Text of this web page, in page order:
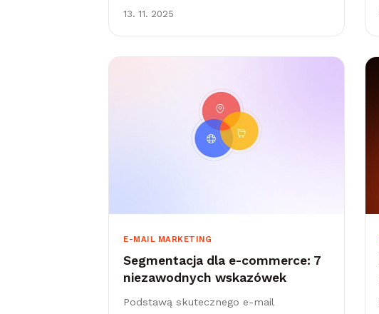
13. 11. 2025
E-MAIL MARKETING
Segmentacja dla e-commerce: 7
niezawodnych wskazówek
Podstawą skutecznego e-mail